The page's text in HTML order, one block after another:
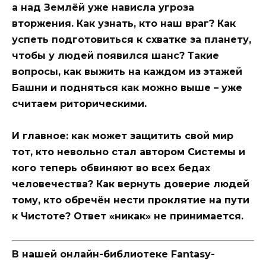
а над Землёй уже нависла угроза
вторжения. Как узнать, кто наш враг? Как
успеть подготовиться к схватке за планету,
чтобы у людей появился шанс? Такие
вопросы, как выжить на каждом из этажей
Башни и подняться как можно выше – уже
считаем риторическими.
И главное: как может защитить свой мир
тот, кто невольно стал автором Системы и
кого теперь обвиняют во всех бедах
человечества? Как вернуть доверие людей
тому, кто обречён нести проклятие на пути
к Чистоте? Ответ «никак» не принимается.
В нашей онлайн-библиотеке Fantasy-